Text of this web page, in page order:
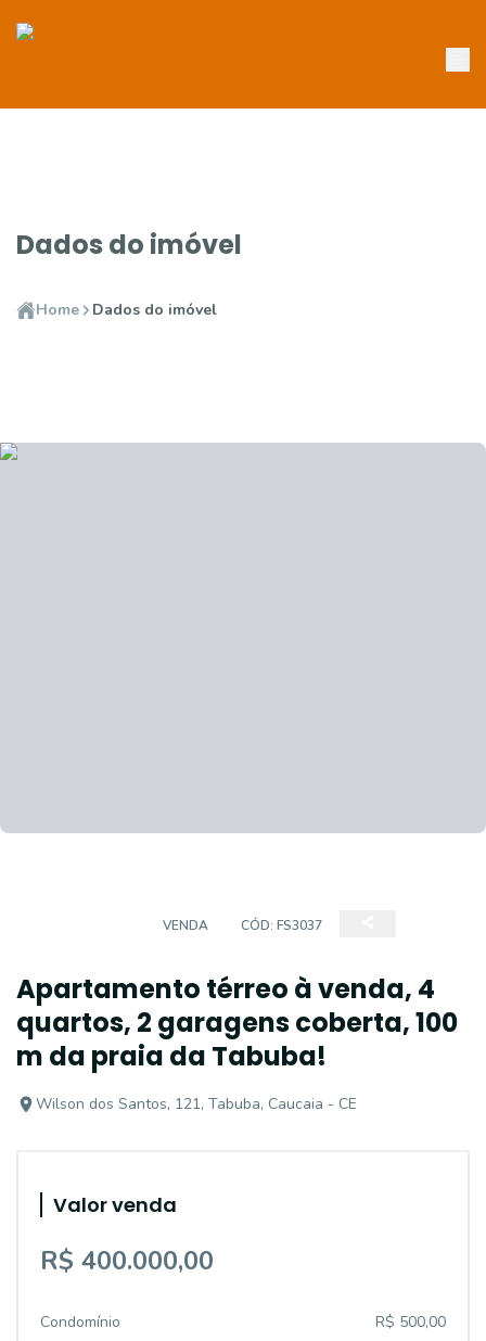
Dados do imóvel
Home Dados do imóvel
VENDA CÓD: FS3037
Apartamento térreo à venda, 4
quartos, 2 garagens coberta, 100
m da praia da Tabuba!
Wilson dos Santos, 121, Tabuba, Caucaia - CE
Valor venda
R$ 400.000,00
Condomínio R$ 500,00